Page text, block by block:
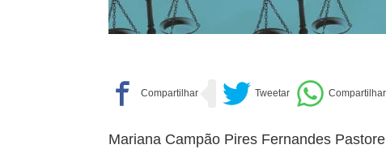
Mariana Campão Pires Fernandes Pastore